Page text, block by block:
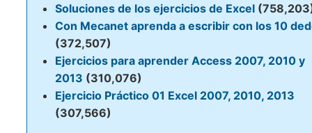
Soluciones de los ejercicios de Excel
Con Mecanet aprenda a escribir con los 10
(372,507)
Ejercicios para aprender Access 2007, 2010 y
2013 (310,076)
Ejercicio Práctico 01 Excel 2007, 2010, 2013
(307,566)